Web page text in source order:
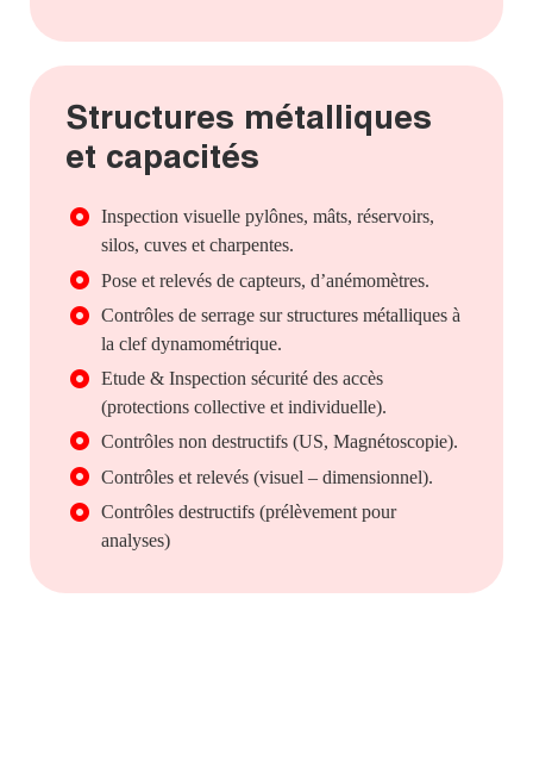
Structures métalliques
et capacités
Inspection visuelle pylônes, mâts, réservoirs,
silos, cuves et charpentes.
Pose et relevés de capteurs, d’anémomètres.
Contrôles de serrage sur structures métalliques à
la clef dynamométrique.
Etude & Inspection sécurité des accès
(protections collective et individuelle).
Contrôles non destructifs (US, Magnétoscopie).
Contrôles et relevés (visuel – dimensionnel).
Contrôles destructifs (prélèvement pour
analyses)